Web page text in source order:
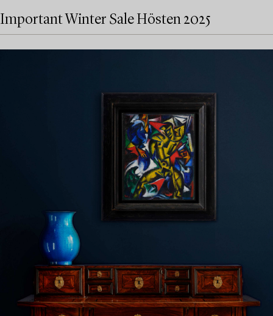
Important Winter Sale Hösten 2025